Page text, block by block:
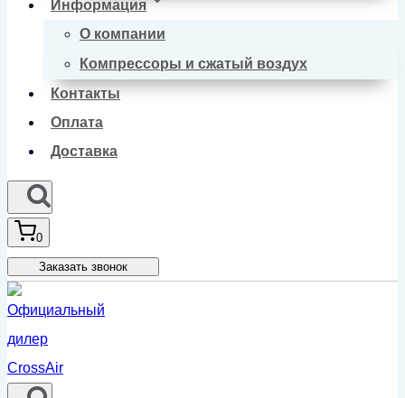
Информация
О компании
Компрессоры и сжатый воздух
Контакты
Оплата
Доставка
0
Заказать звонок